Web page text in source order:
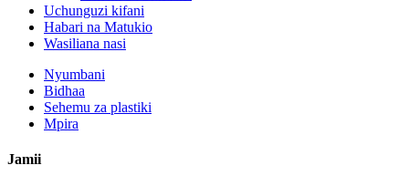
Uchunguzi kifani
Habari na Matukio
Wasiliana nasi
Nyumbani
Bidhaa
Sehemu za plastiki
Mpira
Jamii